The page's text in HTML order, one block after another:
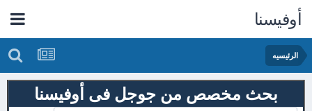
أوفيسنا
الرئيسيه
بحث مخصص من جوجل فى أوفيسنا